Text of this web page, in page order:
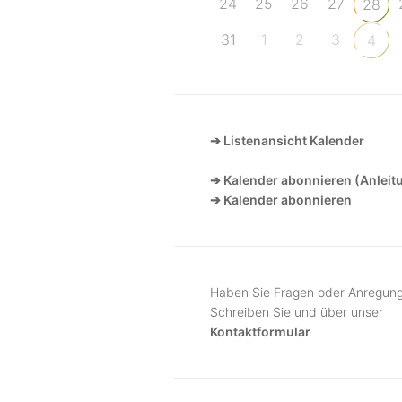
24
25 26 27 28
31
1 2 3 4
➔ Listenansicht Kalender
➔ Kalender abonnieren
➔ Kalender abonnieren
Haben Sie Fragen oder
Schreiben Sie und über unser
Kontaktformular